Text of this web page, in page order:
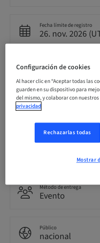
Fecha límite de registro
26. nov. 2026
Precio por participante (se
Idioma
Neerlandés
0.00 Puntos
Método de entrega
Evento
Público
nacional
Configuración de cookies
Al hacer clic en “Aceptar todas las
guarden en su dispositivo para
del mismo, y colaborar con
privacidad
Rechazarlas todas
Mostrar